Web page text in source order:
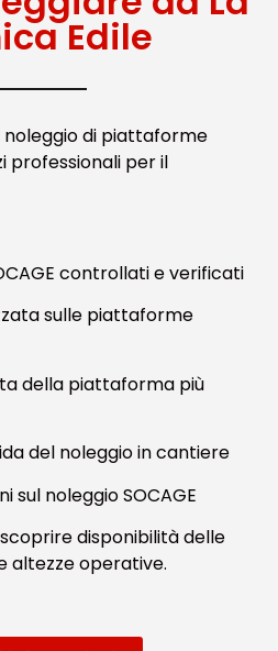
Edile
noleggio di piattaforme
professionali per il
controllati e verificati
sulle piattaforme
della piattaforma più
del noleggio in cantiere
sul noleggio SOCAGE
disponibilità delle
altezze operative.